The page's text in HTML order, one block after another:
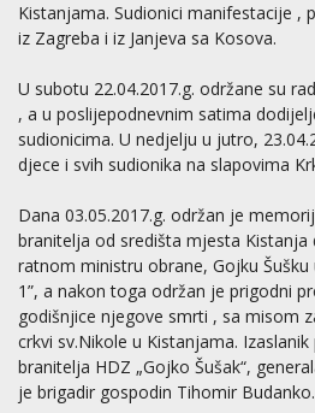
Kistanjama. Sudionici manifestacije ,
iz Zagreba i iz Janjeva sa Kosova.
U subotu 22.04.2017.g. održane su
, a u poslijepodnevnim satima
sudionicima. U nedjelju u jutro,
djece i svih sudionika na slapovima
Dana 03.05.2017.g. održan je
branitelja od središta mjesta
ratnom ministru obrane, Gojku
1”, a nakon toga održan je prigodni
godišnjice njegove smrti , sa misom
crkvi sv.Nikole u Kistanjama.
branitelja HDZ „Gojko Šušak“,
je brigadir gospodin Tihomir Budanko.